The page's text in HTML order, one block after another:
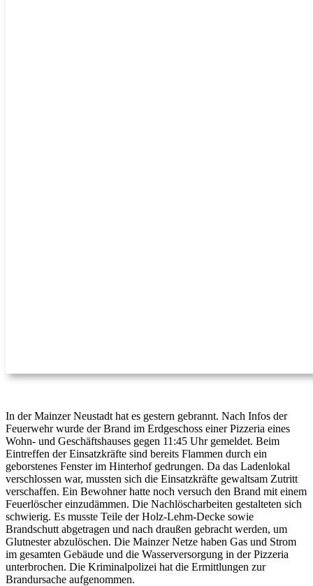
In der Mainzer Neustadt hat es gestern gebrannt. Nach Infos der
Feuerwehr wurde der Brand im Erdgeschoss einer Pizzeria eines
Wohn- und Geschäftshauses gegen 11:45 Uhr gemeldet. Beim
Eintreffen der Einsatzkräfte sind bereits Flammen durch ein
geborstenes Fenster im Hinterhof gedrungen. Da das Ladenlokal
verschlossen war, mussten sich die Einsatzkräfte gewaltsam Zutritt
verschaffen. Ein Bewohner hatte noch versuch den Brand mit einem
Feuerlöscher einzudämmen. Die Nachlöscharbeiten gestalteten sich
schwierig. Es musste Teile der Holz-Lehm-Decke sowie
Brandschutt abgetragen und nach draußen gebracht werden, um
Glutnester abzulöschen. Die Mainzer Netze haben Gas und Strom
im gesamten Gebäude und die Wasserversorgung in der Pizzeria
unterbrochen. Die Kriminalpolizei hat die Ermittlungen zur
Brandursache aufgenommen.